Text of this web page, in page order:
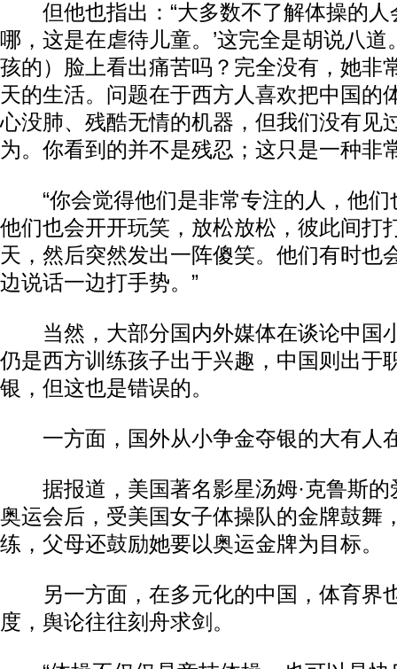
但他也指出：“大多数不了解体操的人
哪，这是在虐待儿童。’这完全是胡说八
孩的）脸上看出痛苦吗？完全没有，她非
天的生活。问题在于西方人喜欢把中国的
心没肺、残酷无情的机器，但我们没有见
为。你看到的并不是残忍；这只是一种非
“你会觉得他们是非常专注的人，他们
他们也会开开玩笑，放松放松，彼此间打
天，然后突然发出一阵傻笑。他们有时也
边说话一边打手势。”
当然，大部分国内外媒体在谈论中国
仍是西方训练孩子出于兴趣，中国则出于
银，但这也是错误的。
一方面，国外从小争金夺银的大有人
据报道，美国著名影星汤姆·克鲁斯的
奥运会后，受美国女子体操队的金牌鼓舞
练，父母还鼓励她要以奥运金牌为目标。
另一方面，在多元化的中国，体育界
度，舆论往往刻舟求剑。